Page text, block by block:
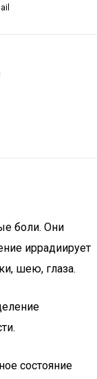
боли. Они
иррадиирует
шею, глаза.
состояние